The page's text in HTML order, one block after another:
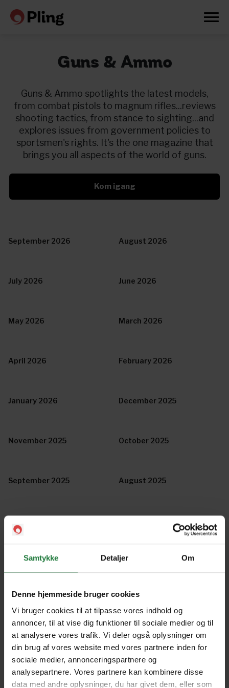
Samtykke Detaljer Om
Denne hjemmeside bruger cookies
Vi bruger cookies til at tilpasse vores indhold og
annoncer, til at vise dig funktioner til sociale medier og til
at analysere vores trafik. Vi deler også oplysninger om
din brug af vores website med vores partnere inden for
sociale medier, annonceringspartnere og
analysepartnere. Vores partnere kan kombinere disse
data med andre oplysninger, du har givet dem, eller som
Guns & Ammo
Guns & Ammo spotlights the latest models,
from combat pistols to magnum rifles...reviews
shooting tactics, from stance to sighting...and
explores issues from government policies to
sportsmen's rights. It's the one magazine that
brings you all aspects of the world of guns.
Kom igang
September 2026 August 2026
July 2026 June 2026
May 2026 March 2026
April 2026 February 2026
January 2026 December 2025
November 2025 October 2025
September 2025 August 2025
May 2025 April 2025
March 2025
January 2025 December 2024
November 2024 October 2024